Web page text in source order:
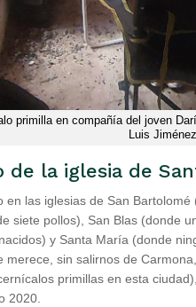
primilla en compañía del joven
Luis
de la iglesia de
en las iglesias de San
siete pollos), San Blas (donde
y Santa María (donde
sin salirnos de
primillas en esta
2020.